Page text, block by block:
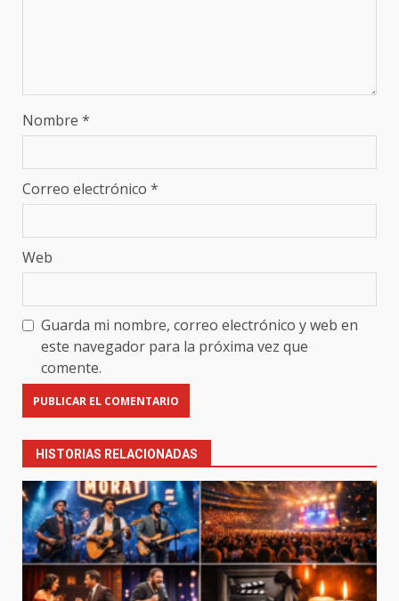
Nombre *
Correo electrónico *
Web
Guarda mi nombre, correo electrónico y web en
este navegador para la próxima vez que
comente.
HISTORIAS RELACIONADAS